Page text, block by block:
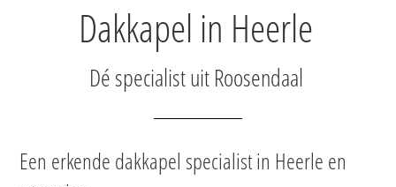
Dakkapel in Heerle
Dé specialist uit Roosendaal
Een erkende dakkapel specialist in Heerle en